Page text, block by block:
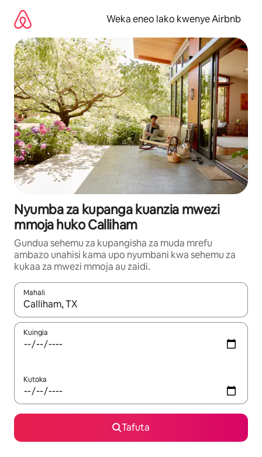
kwenda
kwenye
maudhui
Weka eneo lako kwenye Airbnb
Nyumba za kupanga kuanzia mwezi
mmoja huko Calliham
Gundua sehemu za kupangisha za muda mrefu
ambazo unahisi kama upo nyumbani kwa sehemu za
kukaa za mwezi mmoja au zaidi.
Mahali
Wakati matokeo yanapatikana, vinjari kwa kutumia vitufe vya
Kuingia
Kutoka
Tafuta